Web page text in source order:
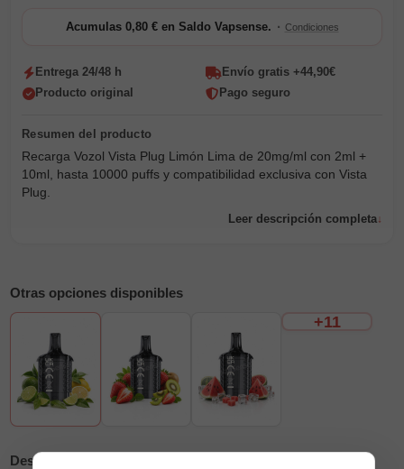
Acumulas 0,80 € en Saldo Vapsense. · Condiciones
Entrega 24/48 h
Envío gratis +44,90€
Producto original
Pago seguro
Recarga Vozol Vista Plug Limón Lima de 20mg/ml con 2ml +
10ml, hasta 10000 puffs y compatibilidad exclusiva con Vista
Plug.
Leer descripción completa
Otras opciones disponibles
+11
Descripción